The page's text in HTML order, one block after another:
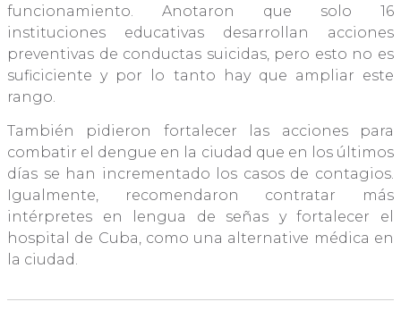
funcionamiento. Anotaron que solo 16
instituciones educativas desarrollan acciones
preventivas de conductas suicidas, pero esto no es
suficiciente y por lo tanto hay que ampliar este
rango.
También pidieron fortalecer las acciones para
combatir el dengue en la ciudad que en los últimos
días se han incrementado los casos de contagios.
Igualmente, recomendaron contratar más
intérpretes en lengua de señas y fortalecer el
hospital de Cuba, como una alternative médica en
la ciudad.